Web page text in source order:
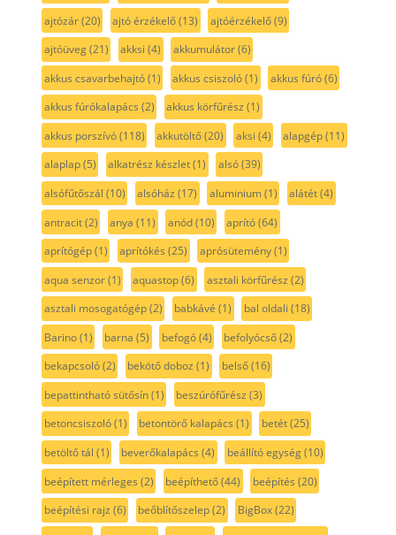
ajtózár(20) ajtó érzékelő(13) ajtóérzékelő(9)
ajtóüveg(21) akksi (4) akkumulátor(6)
akkus csavarbehajtó(1) akkus csiszoló(1) akkus fúró(6)
akkus fúrókalapács (2) akkus körfűrész (1)
akkus porszívó(118) akkutöltő(20) aksi (4) alapgép(11)
alaplap(5) alkatrész készlet(1) alsó(39)
alsófűtőszál (10) alsóház (17) aluminium(1) alátét(4)
antracit(2) anya (11) anód(10) aprító(64)
aprítógép(1) aprítókés (25) aprósütemény(1)
aqua senzor(1) aquastop(6) asztali körfűrész (2)
asztali mosogatógép(2) babkávé (1) bal oldali (18)
Barino(1) barna (5) befogó(4) befolyócső(2)
bekapcsoló(2) bekötő doboz (1) belső(16)
bepattintható sütősín(1) beszúrófűrész (3)
betoncsiszoló(1) betontörő kalapács (1) betét(25)
betöltő tál (1) beverőkalapács (4) beállító egység(10)
beépített mérleges (2) beépíthető(44) beépítés (20)
beépítési rajz (6) beőblítőszelep(2) BigBox(22)